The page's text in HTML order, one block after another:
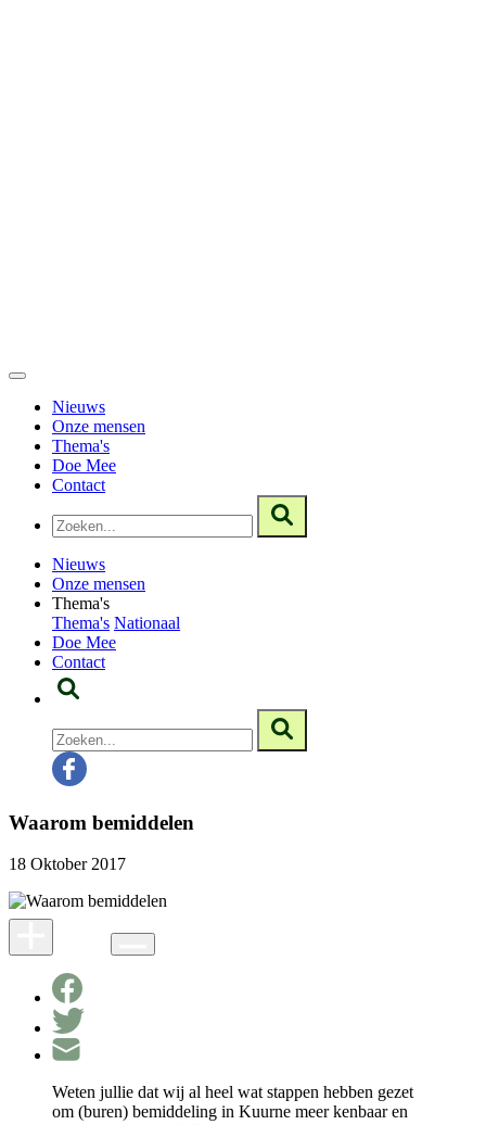
Nieuws
Onze mensen
Thema's
Doe Mee
Contact
Nieuws
Onze mensen
Thema's
Thema's Nationaal
Doe Mee
Contact
Waarom bemiddelen
18 Oktober 2017
Weten jullie dat wij al heel wat stappen hebben gezet
om (buren) bemiddeling in Kuurne meer kenbaar en